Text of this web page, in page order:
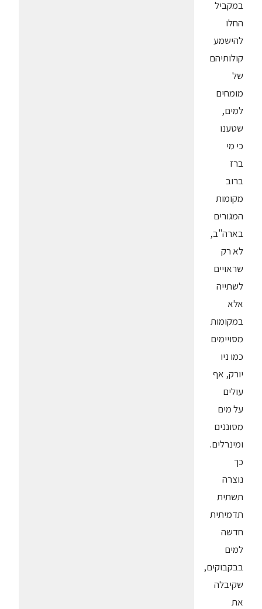
במקביל
החלו
להישמע
קולותיהם
של
מומחים
למים,
שטענו
כי מי
ברז
ברוב
מקומות
המגורים
בארה"ב,
לא רק
שראויים
לשתייה
אלא
במקומות
מסויימים
כמו ניו
יורק, אף
עולים
על מים
מסוננים
ומינרלים.
כך
נוצרה
תשתית
תדמיתית
חדשה
למים
בבקבוקים,
שקיבלה
את